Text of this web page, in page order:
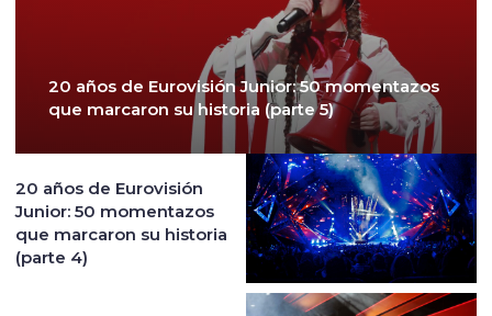
20 años de Eurovisión Junior: 50 momentazos
que marcaron su historia (parte 5)
20 años de Eurovisión
Junior: 50 momentazos
que marcaron su historia
(parte 4)